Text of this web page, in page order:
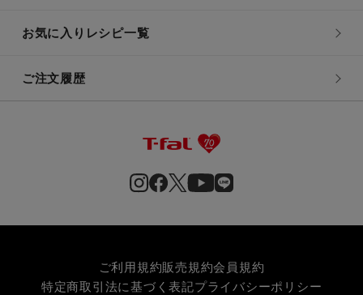
お気に入りレシピ一覧
ご注文履歴
ご利用規約販売規約会員規約
特定商取引法に基づく表記プライバシーポリシー